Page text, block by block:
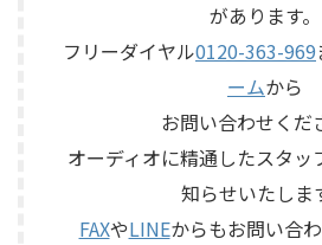
S7Rは、Olympus専用エンクロ
ージャーにLE15Aウーファー、
ン、LX5ネットワークなどを組
み合わせたヴィンテージJBLの
スピーカーシステムです。査定
では、左右ペアの音 ...
前
ただ
500
ログ
や質
定で
テ
ド、
子、
があります。
フリーダイヤル0120-363-969
ームから
お問い合わせくだ
オーディオに精通したスタッ
知らせいたしま
FAXやLINEからもお問い合わ